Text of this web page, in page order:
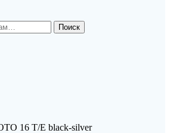
16 T/E black-silver